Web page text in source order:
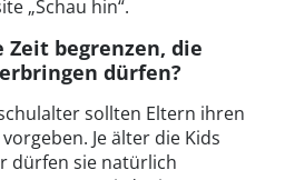
„Schau hin“.
begrenzen, die
dürfen?
sollten Eltern ihren
Je älter die Kids
dürfen sie natürlich